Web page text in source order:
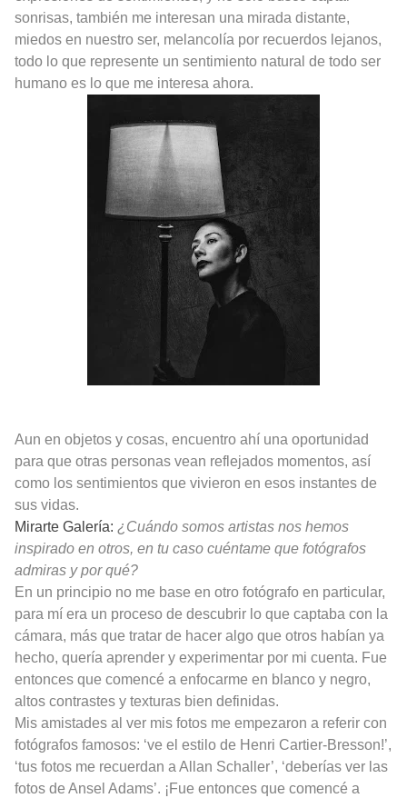
sonrisas, también me interesan una mirada distante,
miedos en nuestro ser, melancolía por recuerdos lejanos,
todo lo que represente un sentimiento natural de todo ser
humano es lo que me interesa ahora.
Aun en objetos y cosas, encuentro ahí una oportunidad
para que otras personas vean reflejados momentos, así
como los sentimientos que vivieron en esos instantes de
sus vidas.
Mirarte Galería: ¿Cuándo somos artistas nos hemos
inspirado en otros, en tu caso cuéntame que fotógrafos
admiras y por qué?
En un principio no me base en otro fotógrafo en particular,
para mí era un proceso de descubrir lo que captaba con la
cámara, más que tratar de hacer algo que otros habían ya
hecho, quería aprender y experimentar por mi cuenta. Fue
entonces que comencé a enfocarme en blanco y negro,
altos contrastes y texturas bien definidas.
Mis amistades al ver mis fotos me empezaron a referir con
fotógrafos famosos: ‘ve el estilo de Henri Cartier-Bresson!’,
‘tus fotos me recuerdan a Allan Schaller’, ‘deberías ver las
fotos de Ansel Adams’. ¡Fue entonces que comencé a